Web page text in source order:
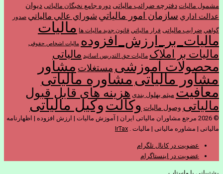
مشمول ماليات دفترچه ضرائب مالیاتی دوره جامع نخبگان مالیاتی ديوان
عدالت اداري سازمان امور مالياتي شوراي عالي مالياتي صدور
گواهي ضرایب مالیاتی فرار مالياتي قانون جدید مالیات ها مالیات
مالیات_بر_ارزش_افزوده مالیات اشخاص حقوقی
مالیات بر املاک مالیات حق التدریس اساتید مالیاتی
محصولات آموزشی مستغلات مشاور
مشاور مالیاتیمشاوره مالیاتی
معافیت میثم بهلول بندی هزینه های قابل قبول
مالیاتی وصول مالیات وکالتوکیل مالیاتی
© 2026 مرجع مشاوران مالیاتی ایران | آموزش مالیات | ارزش افزوده | اظهارنامه
مالیاتی | مشاوره مالیاتی | مالیات . IrTax
عضویت در کانال تلگرام
عضویت در اینستاگرام